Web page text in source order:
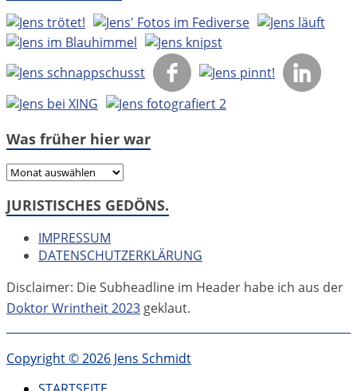
Was früher hier war
Was
hier
JURISTISCHES GEDÖNS.
IMPRESSUM
DATENSCHUTZERKLÄRUNG
Disclaimer: Die Subheadline im Header habe ich aus der
Doktor Wrintheit 2023 geklaut.
Copyright © 2026 Jens Schmidt